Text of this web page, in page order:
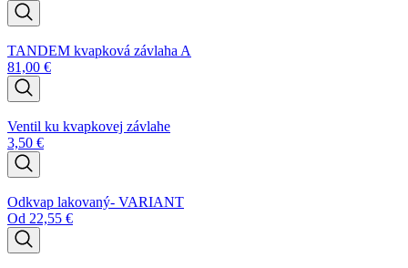
TANDEM kvapková závlaha A
81,00 €
Ventil ku kvapkovej závlahe
3,50 €
Odkvap lakovaný- VARIANT
Od 22,55 €